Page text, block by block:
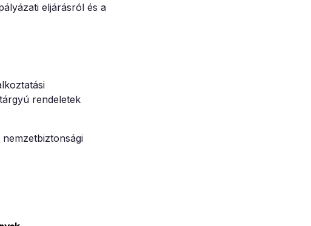
eljárásról és a
rendeletek